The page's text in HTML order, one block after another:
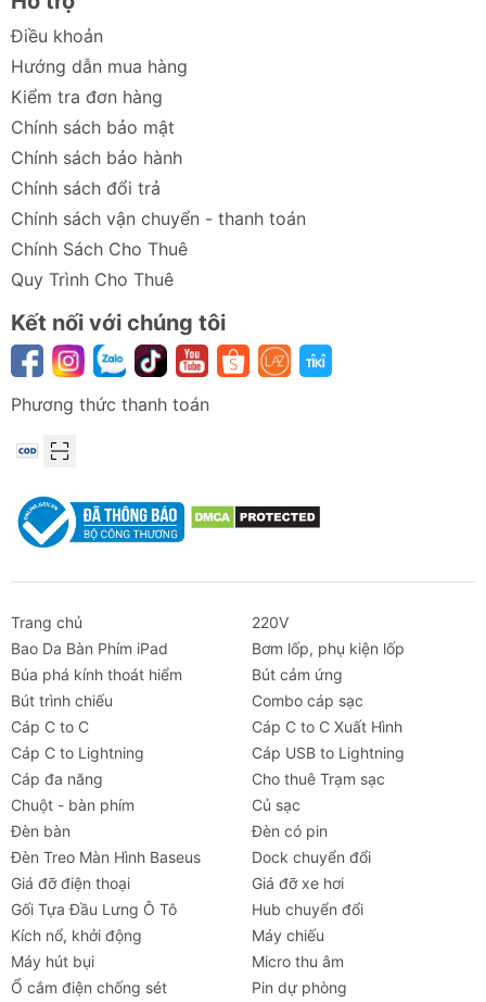
Điều khoản
Hướng dẫn mua hàng
Kiểm tra đơn hàng
Chính sách bảo mật
Chính sách bảo hành
Chính sách đổi trả
Chính sách vận chuyển - thanh toán
Chính Sách Cho Thuê
Quy Trình Cho Thuê
Kết nối với chúng tôi
Phương thức thanh toán
Trang chủ
220V
Bao Da Bàn Phím iPad
Bơm lốp, phụ kiện lốp
Búa phá kính thoát hiểm
Bút cảm ứng
Bút trình chiếu
Combo cáp sạc
Cáp C to C
Cáp C to C Xuất Hình
Cáp C to Lightning
Cáp USB to Lightning
Cáp đa năng
Cho thuê Trạm sạc
Chuột - bàn phím
Củ sạc
Đèn bàn
Đèn có pin
Đèn Treo Màn Hình Baseus
Dock chuyển đổi
Giá đỡ điện thoại
Giá đỡ xe hơi
Gối Tựa Đầu Lưng Ô Tô
Hub chuyển đổi
Kích nổ, khởi động
Máy chiếu
Máy hút bụi
Micro thu âm
Ổ cắm điện chống sét
Pin dự phòng